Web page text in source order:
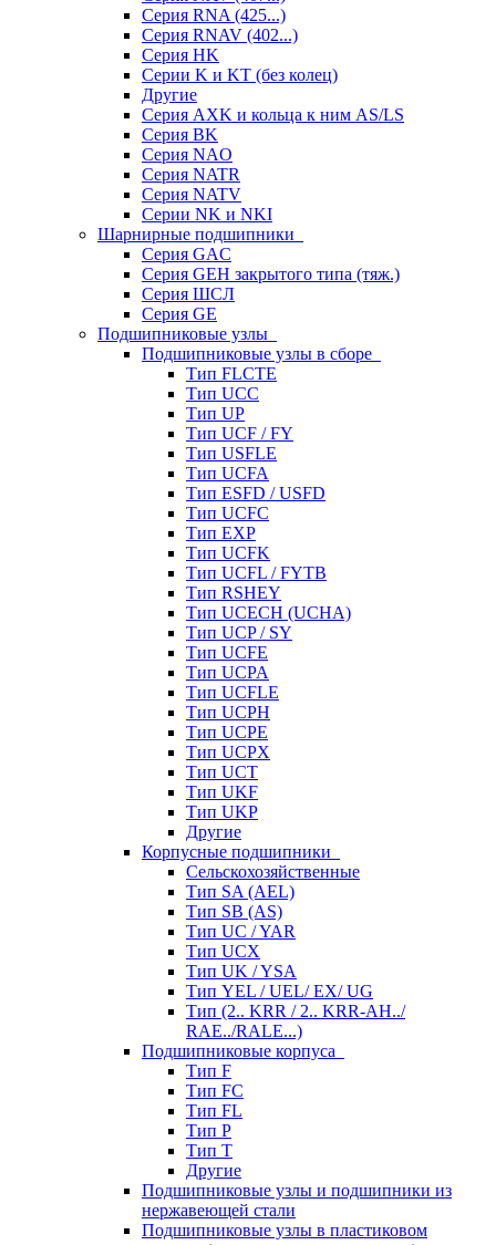
Серия RNA (425...)
Серия RNAV (402...)
Серия HK
Серии K и KT (без колец)
Другие
Серия AXK и кольца к ним AS/LS
Серия BK
Серия NAO
Серия NATR
Серия NATV
Серии NK и NKI
Шарнирные подшипники
Серия GAC
Серия GEH закрытого типа (тяж.)
Серия ШСЛ
Серия GE
Подшипниковые узлы
Подшипниковые узлы в сборе
Тип FLCTE
Тип UCC
Тип UP
Тип UCF / FY
Тип USFLE
Тип UCFA
Тип ESFD / USFD
Тип UCFC
Тип EXP
Тип UCFK
Тип UCFL / FYTB
Тип RSHEY
Тип UCECH (UCHA)
Тип UCP / SY
Тип UCFE
Тип UCPA
Тип UCFLE
Тип UCPH
Тип UCPE
Тип UCPX
Тип UCT
Тип UKF
Тип UKP
Другие
Корпусные подшипники
Сельскохозяйственные
Тип SA (AEL)
Тип SB (AS)
Тип UC / YAR
Тип UCX
Тип UK / YSA
Тип YEL / UEL/ EX/ UG
Тип (2.. KRR / 2.. KRR-AH../
RAE../RALE...)
Подшипниковые корпуса
Тип F
Тип FC
Тип FL
Тип P
Тип T
Другие
Подшипниковые узлы и подшипники из
нержавеющей стали
Подшипниковые узлы в пластиковом